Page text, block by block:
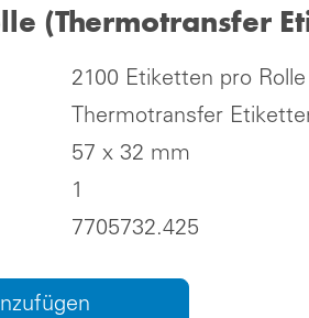
(Thermotransfer
2100 Etiketten pro
Thermotransfer
57 x 32 mm
1
7705732.425